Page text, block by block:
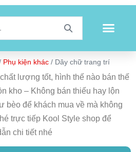
Phụ kiện khác / Dây chữ trang trí
lượng tốt, hình thế nào bán thế
kho – Không bán thiếu hay lộn
bèo để khách mua về mà không
trực tiếp Kool Style shop để
chi tiết nhé